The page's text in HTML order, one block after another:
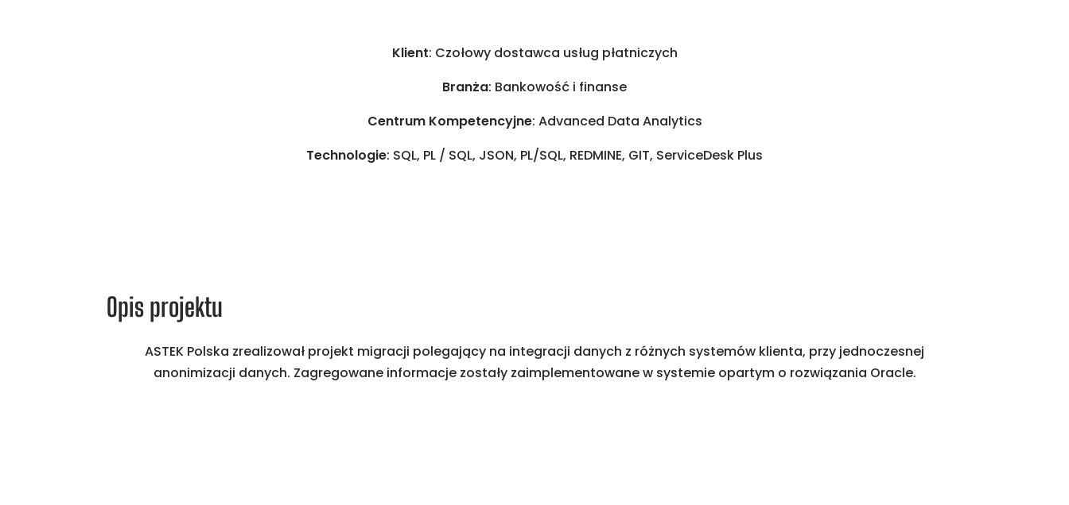
Klient: Czołowy dostawca usług płatniczych
Branża: Bankowość i finanse
Centrum Kompetencyjne: Advanced Data Analytics
Technologie: SQL, PL / SQL, JSON, PL/SQL, REDMINE, GIT, ServiceDesk Plus
Opis projektu
ASTEK Polska zrealizował projekt migracji polegający na integracji danych z różnych systemów klienta, przy jednoczesnej
anonimizacji danych. Zagregowane informacje zostały zaimplementowane w systemie opartym o rozwiązania Oracle.